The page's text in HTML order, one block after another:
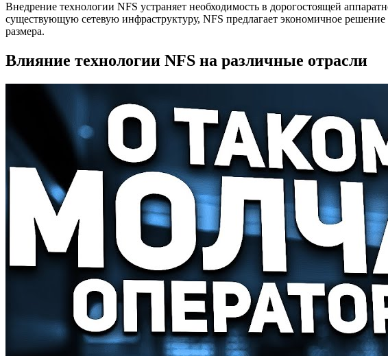
Внедрение технологии NFS устраняет необходимость в дорогостоящей
существующую сетевую инфраструктуру, NFS предлагает экономичное
размера.
Влияние технологии NFS на различные отрасли